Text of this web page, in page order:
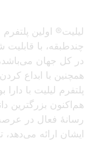
لیلیت® اولین
چندطبقه، با
همچنین با ابداع
پلتفرم لیلیت با
هم‌اکنون بزرگترین
رسانهٔ فعال در عرصهٔ
ایشان ارائه